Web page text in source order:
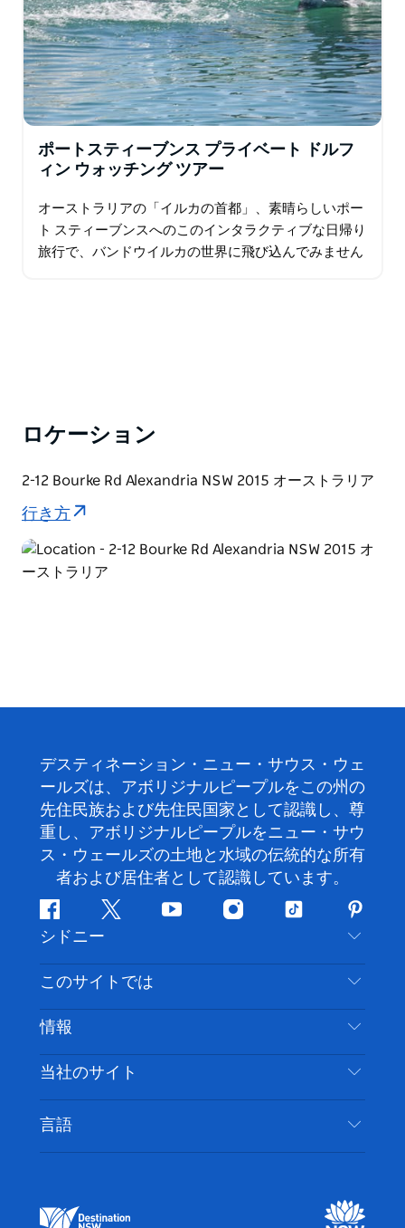
ポートスティーブンス プライベート ドルフ
ィン ウォッチング ツアー
オーストラリアの「イルカの首都」、素晴らしいポー
ト スティーブンスへのこのインタラクティブな日帰り
旅行で、バンドウイルカの世界に飛び込んでみません
ロケーション
2-12 Bourke Rd Alexandria NSW 2015 オーストラリア
行き方
デスティネーション・ニュー・サウス・ウェ
ールズは、アボリジナルピープルをこの州の
先住民族および先住民国家として認識し、尊
重し、アボリジナルピープルをニュー・サウ
ス・ウェールズの土地と水域の伝統的な所有
者および居住者として認識しています。
フ
ェ
イ
ス
ブ
ッ
ク
ツ
ッ
タ
ー
ユ
チ
ー
イ
ス
グ
ム
テ
ッ
ト
ク
ピ
ン
タ
レ
ス
ト
シドニー
お問い合わせ
免責事項
クッキーに関する通知
このサイトでは
目的地
やるべきこと
イベント
宿泊施設
情報
旅行情報
アクセシブルシドニー
ビジネスを登録する
当社のサイト
言語